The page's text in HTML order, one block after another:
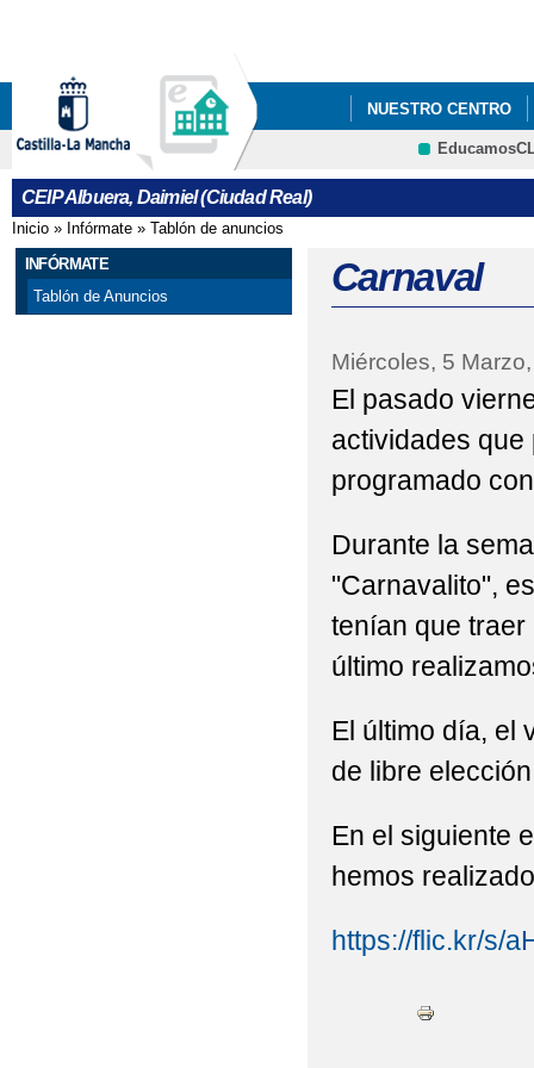
NUESTRO CENTRO
ESTACIÓN
CEIP Albuera, Daimiel (Ciudad Real)
Se encuentra usted aquí
Inicio » Infórmate » Tablón de anuncios
INFÓRMATE
Tablón de Anuncios
Carnaval
Miércoles, 5
El pasado
actividades que
programado
Durante la
"Carnavalito",
tenían que
último
El último día, el
de libre
En el siguiente
hemos
https://flic.kr/s/